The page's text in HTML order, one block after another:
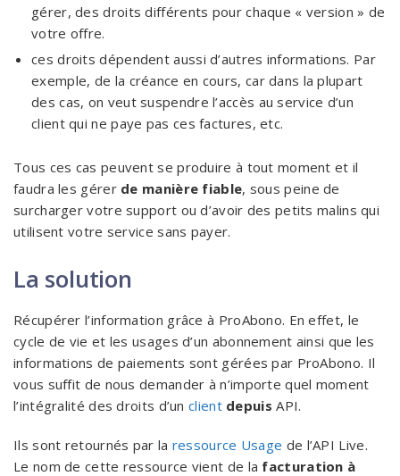
gérer, des droits différents pour chaque « version » de
votre offre.
ces droits dépendent aussi d’autres informations. Par
exemple, de la créance en cours, car dans la plupart
des cas, on veut suspendre l’accès au service d’un
client qui ne paye pas ces factures, etc.
Tous ces cas peuvent se produire à tout moment et il
faudra les gérer de manière fiable, sous peine de
surcharger votre support ou d’avoir des petits malins qui
utilisent votre service sans payer.
La solution
Récupérer l’information grâce à ProAbono. En effet, le
cycle de vie et les usages d’un abonnement ainsi que les
informations de paiements sont gérées par ProAbono. Il
vous suffit de nous demander à n’importe quel moment
l’intégralité des droits d’unclient depuis API.
Ils sont retournés par la ressource Usage de l’API Live.
Le nom de cette ressource vient de la facturation à